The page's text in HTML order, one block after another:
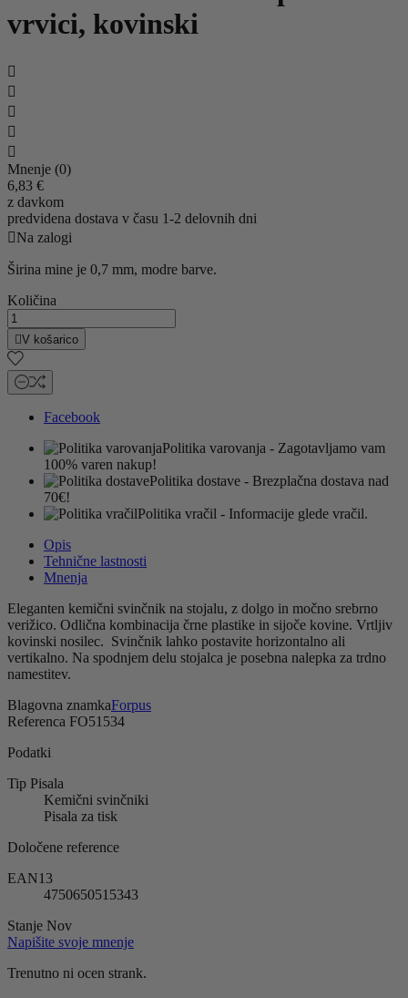
vrvici, kovinski





Mnenje (0)
6,83 €
z davkom
predvidena dostava v času 1-2 delovnih dni
Na zalogi
Širina mine je 0,7 mm, modre barve.
Količina
V košarico
Facebook
Politika varovanja - Zagotavljamo vam
100% varen nakup!
Politika dostave - Brezplačna dostava nad
70€!
Politika vračil - Informacije glede vračil.
Opis
Tehnične lastnosti
Mnenja
Eleganten kemični svinčnik na stojalu, z dolgo in močno srebrno
verižico. Odlična kombinacija črne plastike in sijoče kovine. Vrtljiv
kovinski nosilec. Svinčnik lahko postavite horizontalno ali
vertikalno. Na spodnjem delu stojalca je posebna nalepka za trdno
namestitev.
Blagovna znamkaForpus
Referenca FO51534
Podatki
Tip Pisala
Kemični svinčniki
Pisala za tisk
Določene reference
EAN13
4750650515343
Stanje Nov
Napišite svoje mnenje
Trenutno ni ocen strank.